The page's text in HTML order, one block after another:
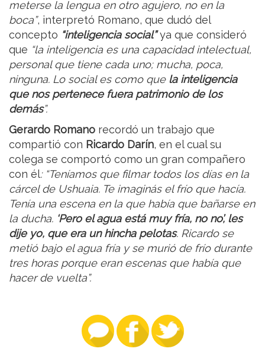
meterse la lengua en otro agujero, no en la
boca”, interpretó Romano, que dudó del
concepto “inteligencia social”ya que consideró
que “la inteligencia es una capacidad intelectual,
personal que tiene cada uno; mucha, poca,
ninguna. Lo social es como que la inteligencia
que nos pertenece fuera patrimonio de los
demás”.
Gerardo Romano recordó un trabajo que
compartió con Ricardo Darín, en el cual su
colega se comportó como un gran compañero
con él: “Teníamos que filmar todos los días en la
cárcel de Ushuaia. Te imaginás el frío que hacía.
Tenía una escena en la que había que bañarse en
la ducha. ‘Pero el agua está muy fría, no no’, les
dije yo, que era un hincha pelotas. Ricardo se
metió bajo el agua fría y se murió de frío durante
tres horas porque eran escenas que había que
hacer de vuelta”.